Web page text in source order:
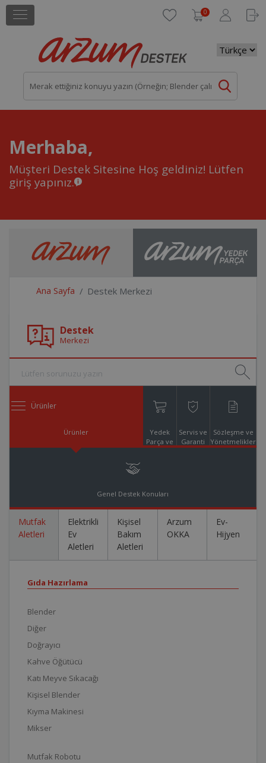
0
Merhaba,
Müşteri Destek Sitesine Hoş geldiniz! Lütfen
giriş yapınız.
Ana Sayfa Destek Merkezi
Destek
Merkezi
Ürünler
Ürünler
Yedek
Parça ve
Servis ve
Garanti
Sözleşme ve
Yönetmelikler
Genel Destek Konuları
Mutfak
Aletleri
Elektrikli
Ev
Aletleri
Kişisel
Bakım
Aletleri
Arzum
OKKA
Ev-
Hijyen
Gıda Hazırlama
Blender
Diğer
Doğrayıcı
Kahve Öğütücü
Katı Meyve Sıkacağı
Kişisel Blender
Kıyma Makinesi
Mikser
Mutfak Robotu